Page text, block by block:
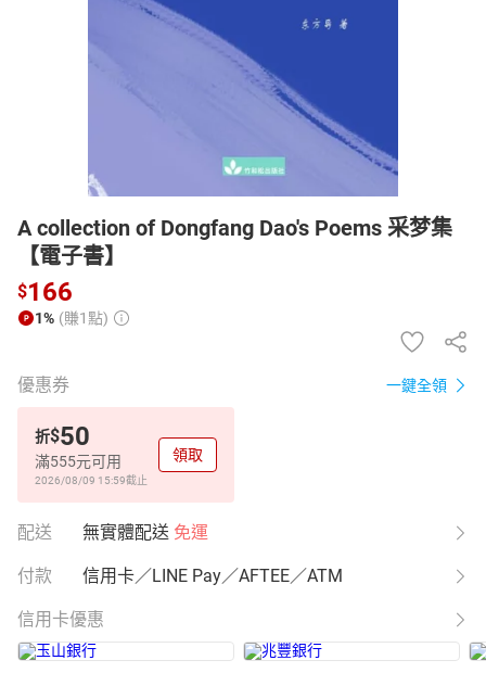
電子/紙本書
A collection of Dongfang Dao's Poems 采梦集
【電子書】
$166
1% (賺1點)
優惠券 一鍵全領
折$50
滿555元可用
2026/08/09 15:59截止
領取
配送 無實體配送 免運
付款 信用卡／LINE Pay／AFTEE／ATM
信用卡優惠